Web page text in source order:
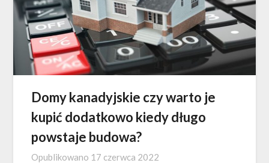
Domy kanadyjskie czy warto je
kupić dodatkowo kiedy długo
powstaje budowa?
Opublikowano 17 czerwca 2022